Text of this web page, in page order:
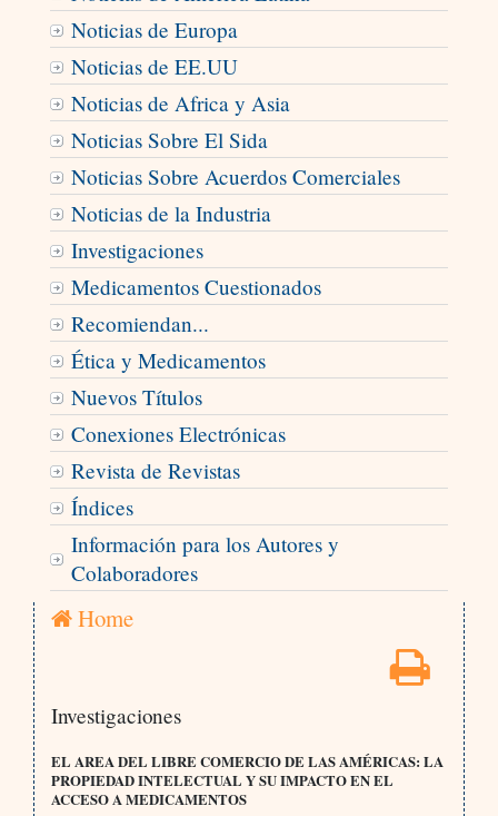
Noticias de Europa
Noticias de EE.UU
Noticias de Africa y Asia
Noticias Sobre El Sida
Noticias Sobre Acuerdos Comerciales
Noticias de la Industria
Investigaciones
Medicamentos Cuestionados
Recomiendan...
Ética y Medicamentos
Nuevos Títulos
Conexiones Electrónicas
Revista de Revistas
Índices
Información para los Autores y
Colaboradores
Home
Investigaciones
EL AREA DEL LIBRE COMERCIO DE LAS AMÉRICAS: LA
PROPIEDAD INTELECTUAL Y SU IMPACTO EN EL
ACCESO A MEDICAMENTOS